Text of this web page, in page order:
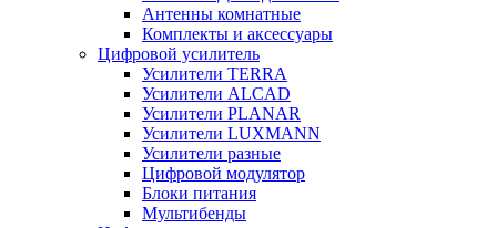
Антенны комнатные
Комплекты и аксессуары
Цифровой усилитель
Усилители TERRA
Усилители ALCAD
Усилители PLANAR
Усилители LUXMANN
Усилители разные
Цифровой модулятор
Блоки питания
Мультибенды